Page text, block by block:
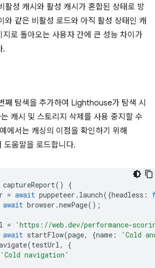
활성 캐시와 활성 캐시가 혼합된 상태로 방
와 같은 비활성 로드와 아직 활성 상태인 캐
지로 돌아오는 사용자 간에 큰 성능 차이가
.
째 탐색을 추가하여 Lighthouse가 탐색 시
캐시 및 스토리지 삭제를 사용 중지할 수
에서는 캐싱의 이점을 확인하기 위해
움말을 로드합니다.
captureReport()
{
= await puppeteer . launch({headless :
await browser .newPage();
=
'https://web.dev/performance-
await startFlow(page, {name :
'Cold
(testUrl,
{
'Cold navigation'